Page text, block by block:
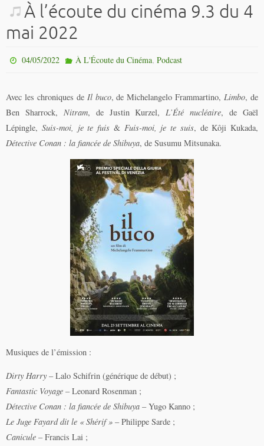
À l’écoute du cinéma 9.3 du 4
mai 2022
04/05/2022 À L'Écoute du Cinéma, Podcast
Avec les chroniques de Il buco, de Michelangelo Frammartino,Limbo, de
Ben Sharrock, Nitram, de Justin Kurzel,L’Été nucléaire, de Gaël
Lépingle, Suis-moi, je te fuis & Fuis-moi, je te suis, de Kôji Kukada,
Détective Conan : la fiancée de Shibuya, de Susumu Mitsunaka.
Musiques de l’émission :
Dirty Harry – Lalo Schifrin (générique de début) ;
Fantastic Voyage – Leonard Rosenman ;
Détective Conan : la fiancée de Shibuya – Yugo Kanno ;
Le Juge Fayard dit le « Shérif » – Philippe Sarde ;
Canicule – Francis Lai ;